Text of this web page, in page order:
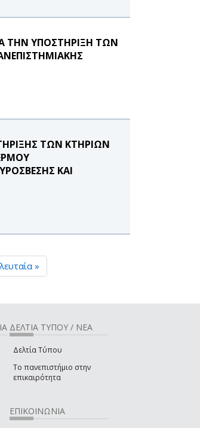
ΤΗΝ ΥΠΟΣΤΗΡΙΞΗ ΤΩΝ
ΤΩΝ ΚΤΗΡΙΩΝ
ΚΑΙ
»
ΔΕΛΤΙΑ ΤΥΠΟΥ / ΝΕΑ
Δελτία Τύπου
Το πανεπιστήμιο στην
επικαιρότητα
ΕΠΙΚΟΙΝΩΝΙΑ